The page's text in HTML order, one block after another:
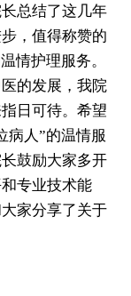
总结了这几年
，值得称赞的
情护理服务。
的发展，我院
日可待。希望
病人”的温情服
鼓励大家多开
专业技术能
家分享了关于